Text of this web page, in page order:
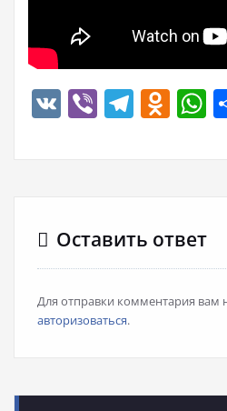
VK Viber
Оставить ответ
Для отправки комментария вам
авторизоваться.